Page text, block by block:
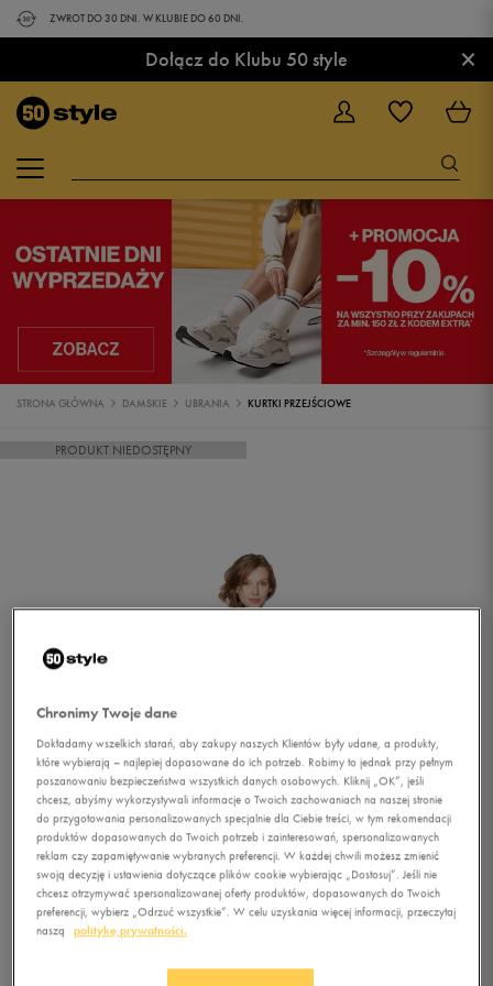
ZWROT DO 30 DNI. W KLUBIE DO 60 DNI.
Dołącz do Klubu 50 style ×
STRONA GŁÓWNA DAMSKIE UBRANIA KURTKI PRZEJŚCIOWE
PRODUKT NIEDOSTĘPNY
1/2
Chronimy Twoje dane
Dokładamy wszelkich starań, aby zakupy naszych Klientów były udane, a produkty,
które wybierają – najlepiej dopasowane do ich potrzeb. Robimy to jednak przy pełnym
poszanowaniu bezpieczeństwa wszystkich danych osobowych. Kliknij „OK”, jeśli
chcesz, abyśmy wykorzystywali informacje o Twoich zachowaniach na naszej stronie
do przygotowania personalizowanych specjalnie dla Ciebie treści, w tym rekomendacji
produktów dopasowanych do Twoich potrzeb i zainteresowań, spersonalizowanych
reklam czy zapamiętywanie wybranych preferencji. W każdej chwili możesz zmienić
swoją decyzję i ustawienia dotyczące plików cookie wybierając „Dostosuj”. Jeśli nie
chcesz otrzymywać spersonalizowanej oferty produktów, dopasowanych do Twoich
preferencji, wybierz „Odrzuć wszystkie”. W celu uzyskania więcej informacji, przeczytaj
naszą
politykę prywatności.